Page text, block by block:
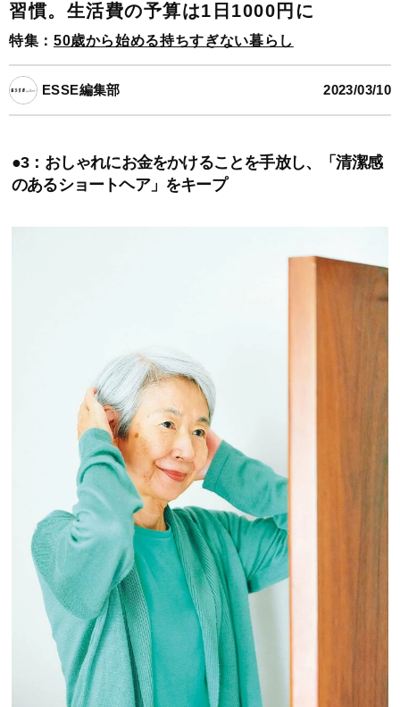
習慣。生活費の予算は1日1000円に
特集： 50歳から始める持ちすぎない暮らし
ESSE編集部 2023/03/10
●3：おしゃれにお金をかけることを手放し、「清潔感
のあるショートヘア」をキープ